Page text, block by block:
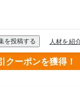
クーポンを獲得！